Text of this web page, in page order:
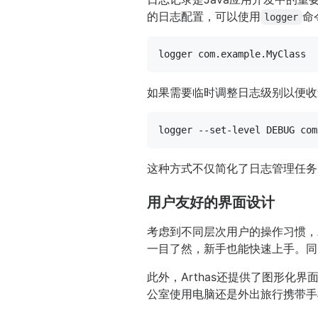
的日志配置，可以使用 logger 命
如果需要临时调整日志级别以便
这种方式不仅简化了日志管理任
用户友好的界面设计
考虑到不同层次用户的操作习惯
一目了然，新手也能快速上手。
此外，Arthas还提供了图形化界
公室使用电脑还是外出旅行携带